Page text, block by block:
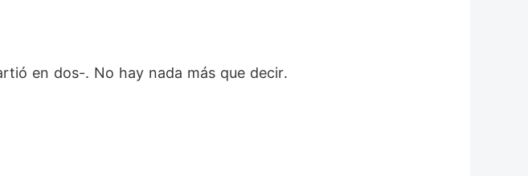
en dos-. No hay nada más que decir.